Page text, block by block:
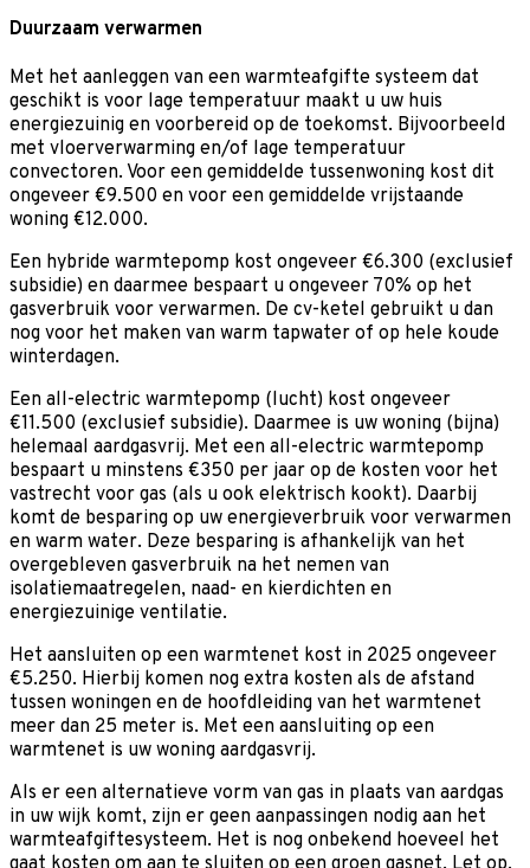
Duurzaam verwarmen
Met het aanleggen van een warmteafgifte systeem dat
geschikt is voor lage temperatuur maakt u uw huis
energiezuinig en voorbereid op de toekomst. Bijvoorbeeld
met vloerverwarming en/of lage temperatuur
convectoren. Voor een gemiddelde tussenwoning kost dit
ongeveer €9.500 en voor een gemiddelde vrijstaande
woning €12.000.
Een hybride warmtepomp kost ongeveer €6.300 (exclusief
subsidie) en daarmee bespaart u ongeveer 70% op het
gasverbruik voor verwarmen. De cv-ketel gebruikt u dan
nog voor het maken van warm tapwater of op hele koude
winterdagen.
Een all-electric warmtepomp (lucht) kost ongeveer
€11.500 (exclusief subsidie). Daarmee is uw woning (bijna)
helemaal aardgasvrij. Met een all-electric warmtepomp
bespaart u minstens €350 per jaar op de kosten voor het
vastrecht voor gas (als u ook elektrisch kookt). Daarbij
komt de besparing op uw energieverbruik voor verwarmen
en warm water. Deze besparing is afhankelijk van het
overgebleven gasverbruik na het nemen van
isolatiemaatregelen, naad- en kierdichten en
energiezuinige ventilatie.
Het aansluiten op een warmtenet kost in 2025 ongeveer
€5.250. Hierbij komen nog extra kosten als de afstand
tussen woningen en de hoofdleiding van het warmtenet
meer dan 25 meter is. Met een aansluiting op een
warmtenet is uw woning aardgasvrij.
Als er een alternatieve vorm van gas in plaats van aardgas
in uw wijk komt, zijn er geen aanpassingen nodig aan het
warmteafgiftesysteem. Het is nog onbekend hoeveel het